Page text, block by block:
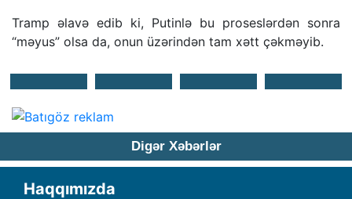
Tramp əlavə edib ki, Putinlə bu proseslərdən sonra
“məyus” olsa da, onun üzərindən tam xətt çəkməyib.
Digər Xəbərlər
Haqqımızda